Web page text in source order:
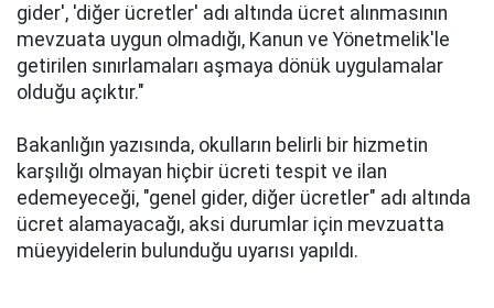
gider', 'diğer ücretler' adı altında ücret alınmasının
mevzuata uygun olmadığı, Kanun ve Yönetmelik'le
getirilen sınırlamaları aşmaya dönük uygulamalar
olduğu açıktır."
Bakanlığın yazısında, okulların belirli bir hizmetin
karşılığı olmayan hiçbir ücreti tespit ve ilan
edemeyeceği, "genel gider, diğer ücretler" adı altında
ücret alamayacağı, aksi durumlar için mevzuatta
müeyyidelerin bulunduğu uyarısı yapıldı.